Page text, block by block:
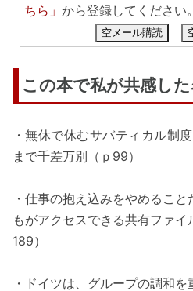
ちら」 から登録してください。
空メール購読
この本で私が共感し
・無休で休むサバティカル制
まで千差万別（ｐ99）
・仕事の抱え込みをやめるこ
もがアクセスできる共有ファイ
189）
・ドイツは、グループの調和を